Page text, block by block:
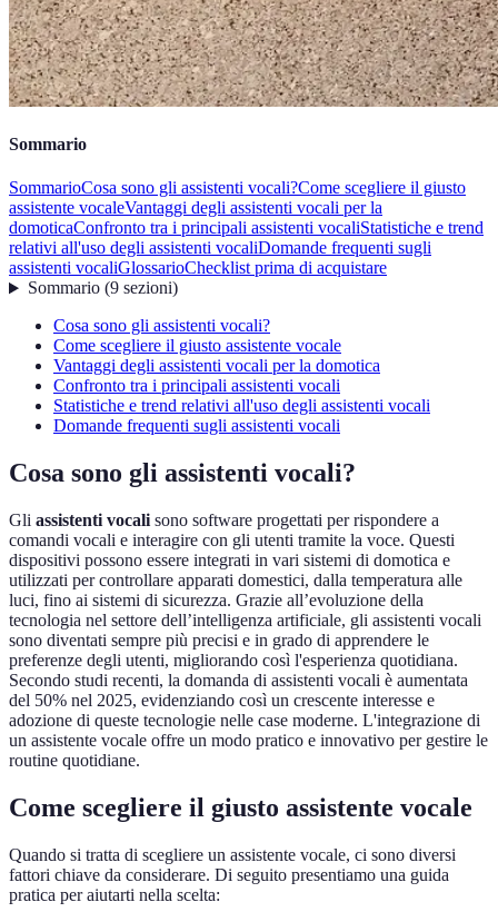
Sommario
SommarioCosa sono gli assistenti vocali?Come scegliere il giusto
assistente vocaleVantaggi degli assistenti vocali per la
domoticaConfronto tra i principali assistenti vocaliStatistiche e trend
relativi all'uso degli assistenti vocaliDomande frequenti sugli
assistenti vocaliGlossarioChecklist prima di acquistare
Sommario(9 sezioni)
Cosa sono gli assistenti vocali?
Come scegliere il giusto assistente vocale
Vantaggi degli assistenti vocali per la domotica
Confronto tra i principali assistenti vocali
Statistiche e trend relativi all'uso degli assistenti vocali
Domande frequenti sugli assistenti vocali
Cosa sono gli assistenti vocali?
Gli assistenti vocali sono software progettati per rispondere a
comandi vocali e interagire con gli utenti tramite la voce. Questi
dispositivi possono essere integrati in vari sistemi di domotica e
utilizzati per controllare apparati domestici, dalla temperatura alle
luci, fino ai sistemi di sicurezza. Grazie all’evoluzione della
tecnologia nel settore dell’intelligenza artificiale, gli assistenti vocali
sono diventati sempre più precisi e in grado di apprendere le
preferenze degli utenti, migliorando così l'esperienza quotidiana.
Secondo studi recenti, la domanda di assistenti vocali è aumentata
del 50% nel 2025, evidenziando così un crescente interesse e
adozione di queste tecnologie nelle case moderne. L'integrazione di
un assistente vocale offre un modo pratico e innovativo per gestire le
routine quotidiane.
Come scegliere il giusto assistente vocale
Quando si tratta di scegliere un assistente vocale, ci sono diversi
fattori chiave da considerare. Di seguito presentiamo una guida
pratica per aiutarti nella scelta: